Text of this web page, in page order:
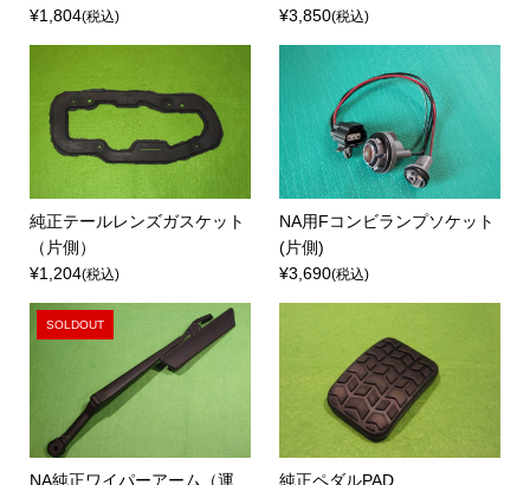
¥1,804(税込)
¥3,850(税込)
純正テールレンズガスケット
（片側）
¥1,204(税込)
NA用Fコンビランプソケット
(片側)
¥3,690(税込)
SOLDOUT
NA純正ワイパーアーム（運
純正ペダルPAD